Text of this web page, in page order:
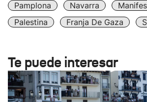
Pamplona Navarra
Palestina
Franja De Gaza
Te puede interesar